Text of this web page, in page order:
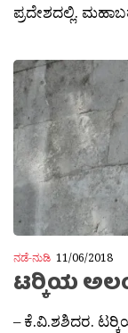
ಪ್ರದೇಶದಲ್ಲಿ.
ನಡೆ-ನುಡಿ 11/06/2018
ಟರ‍್ಕಿಯ
– ಕೆ.ವಿ.ಶಶಿದರ.